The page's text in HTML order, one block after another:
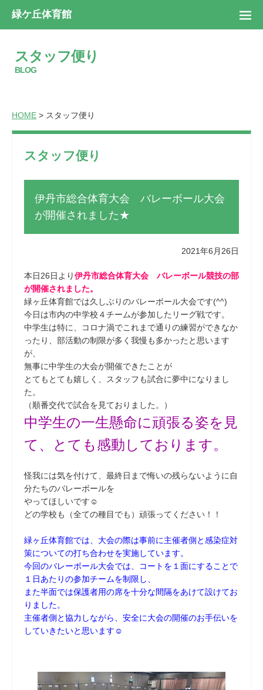
緑ケ丘体育館
スタッフ便り
BLOG
HOME > スタッフ便り
スタッフ便り
伊丹市総合体育大会 バレーボール大会
が開催されました★
2021年6月26日
本日26日より伊丹市総合体育大会 バレーボール競技の部
が開催されました。
緑ヶ丘体育館では久しぶりのバレーボール大会です(^^)
今日は市内の中学校４チームが参加したリーグ戦です。
中学生は特に、コロナ渦でこれまで通りの練習ができなか
ったり、部活動の制限が多く我慢も多かったと思います
が、
無事に中学生の大会が開催できたことが
とてもとても嬉しく、スタッフも試合に夢中になりまし
た。
（順番交代で試合を見ておりました。）
中学生の一生懸命に頑張る姿を見
て、とても感動しております。
怪我には気を付けて、最終日まで悔いの残らないように自
分たちのバレーボールを
やってほしいです☺
どの学校も（全ての種目でも）頑張ってください！！
緑ヶ丘体育館では、大会の際は事前に主催者側と感染症対
策についての打ち合わせを実施しています。
今回のバレーボール大会では、コートを１面にすることで
１日あたりの参加チームを制限し、
また半面では保護者用の席を十分な間隔をあけて設けてお
りました。
主催者側と協力しながら、安全に大会の開催のお手伝いを
していきたいと思います☺